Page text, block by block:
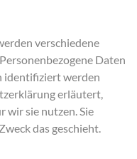
verschiedene
Daten
identifiziert werden
erläutert,
wir sie nutzen. Sie
das geschieht.